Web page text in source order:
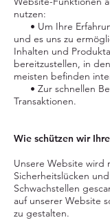
nutzen:
• Um Ihre
und es uns zu
Inhalten und
bereitzustellen, in
meisten befinden
• Zur schnellen
Transaktionen.
Wie schützen wir
Unsere Website wird
Sicherheitslücken
Schwachstellen
auf unserer Website
zu gestalten.